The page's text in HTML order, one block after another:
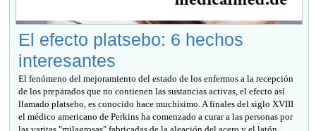
El efecto platsebo: 6 hechos
interesantes
El fenómeno del mejoramiento del estado de los enfermos a la recepción
de los preparados que no contienen las sustancias activas, el efecto así
llamado platsebo, es conocido hace muchísimo. A finales del siglo XVIII
el médico americano de Perkins ha comenzado a curar a las personas por